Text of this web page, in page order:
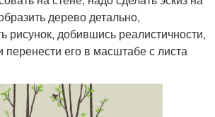
дерево детально,
рисунок, добившись реалистичности,
перенести его в масштабе с листа